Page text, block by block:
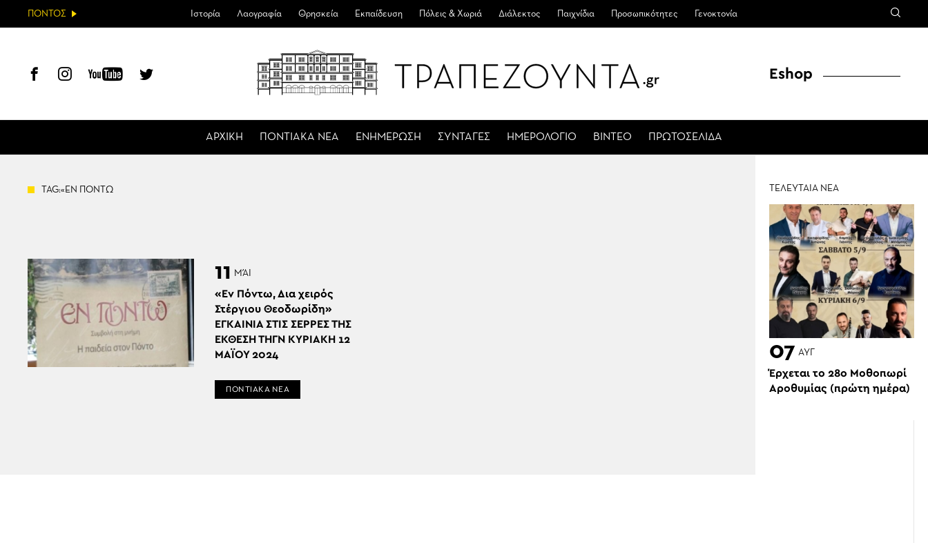
ΠΟΝΤΟΣ Ιστορία Λαογραφία Θρησκεία Εκπαίδευση Πόλεις & Χωριά Διάλεκτος Παιχνίδια Προσωπικότητες Γενοκτονία
ΑΡΧΙΚΗ ΠΟΝΤΙΑΚΑ ΝΕΑ ΕΝΗΜΕΡΩΣΗ ΣΥΝΤΑΓΕΣ ΗΜΕΡΟΛΟΓΙΟ ΒΙΝΤΕΟ ΠΡΩΤΟΣΕΛΙΔΑ
Eshop
TAG:«ΕΝ ΠΟΝΤΩ
11 ΜΆΙ
«Εν Πόντω, Δια χειρός
Στέργιου Θεοδωρίδη»
ΕΓΚΑΙΝΙΑ ΣΤΙΣ ΣΕΡΡΕΣ ΤΗΣ
ΕΚΘΕΣΗ ΤΗΓΝ ΚΥΡΙΑΚΗ 12
ΜΑΪΟΥ 2024
ΠΟΝΤΙΑΚΑ ΝΕΑ
ΤΕΛΕΥΤΑΙΑ ΝΕΑ
07 ΑΥΓ
Έρχεται το 28ο Μοθοπωρί
Αροθυμίας (πρώτη ημέρα)